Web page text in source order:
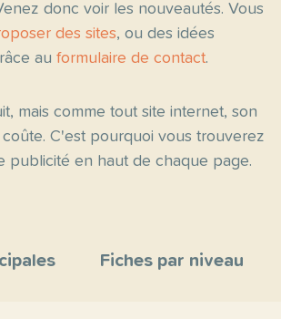
donc voir les nouveautés. Vous
des sites, ou des idées
au formulaire de contact.
mais comme tout site internet, son
C'est pourquoi vous trouverez
publicité en haut de chaque page.
Fiches par niveau